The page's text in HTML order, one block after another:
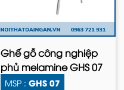
Ghế gỗ công nghiệp
phủ melamine GHS 07
MSP : GHS 07